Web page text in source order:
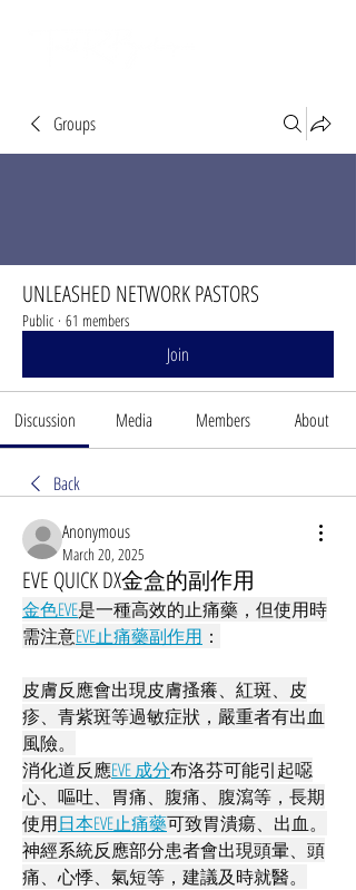
Groups
UNLEASHED NETWORK PASTORS
Public · 61 members
Join
Discussion Media Members About
Back
Anonymous
March 20, 2025
EVE QUICK DX金盒的副作用
金色EVE是一種高效的止痛藥，但使用時
需注意EVE止痛藥副作用 ：
皮膚反應會出現皮膚搔癢、紅斑、皮
疹、青紫斑等過敏症狀，嚴重者有出血
風險。
消化道反應EVE 成分布洛芬可能引起噁
心、嘔吐、胃痛、腹痛、腹瀉等，長期
使用日本EVE止痛藥可致胃潰瘍、出血。
神經系統反應部分患者會出現頭暈、頭
痛、心悸、氣短等，建議及時就醫。